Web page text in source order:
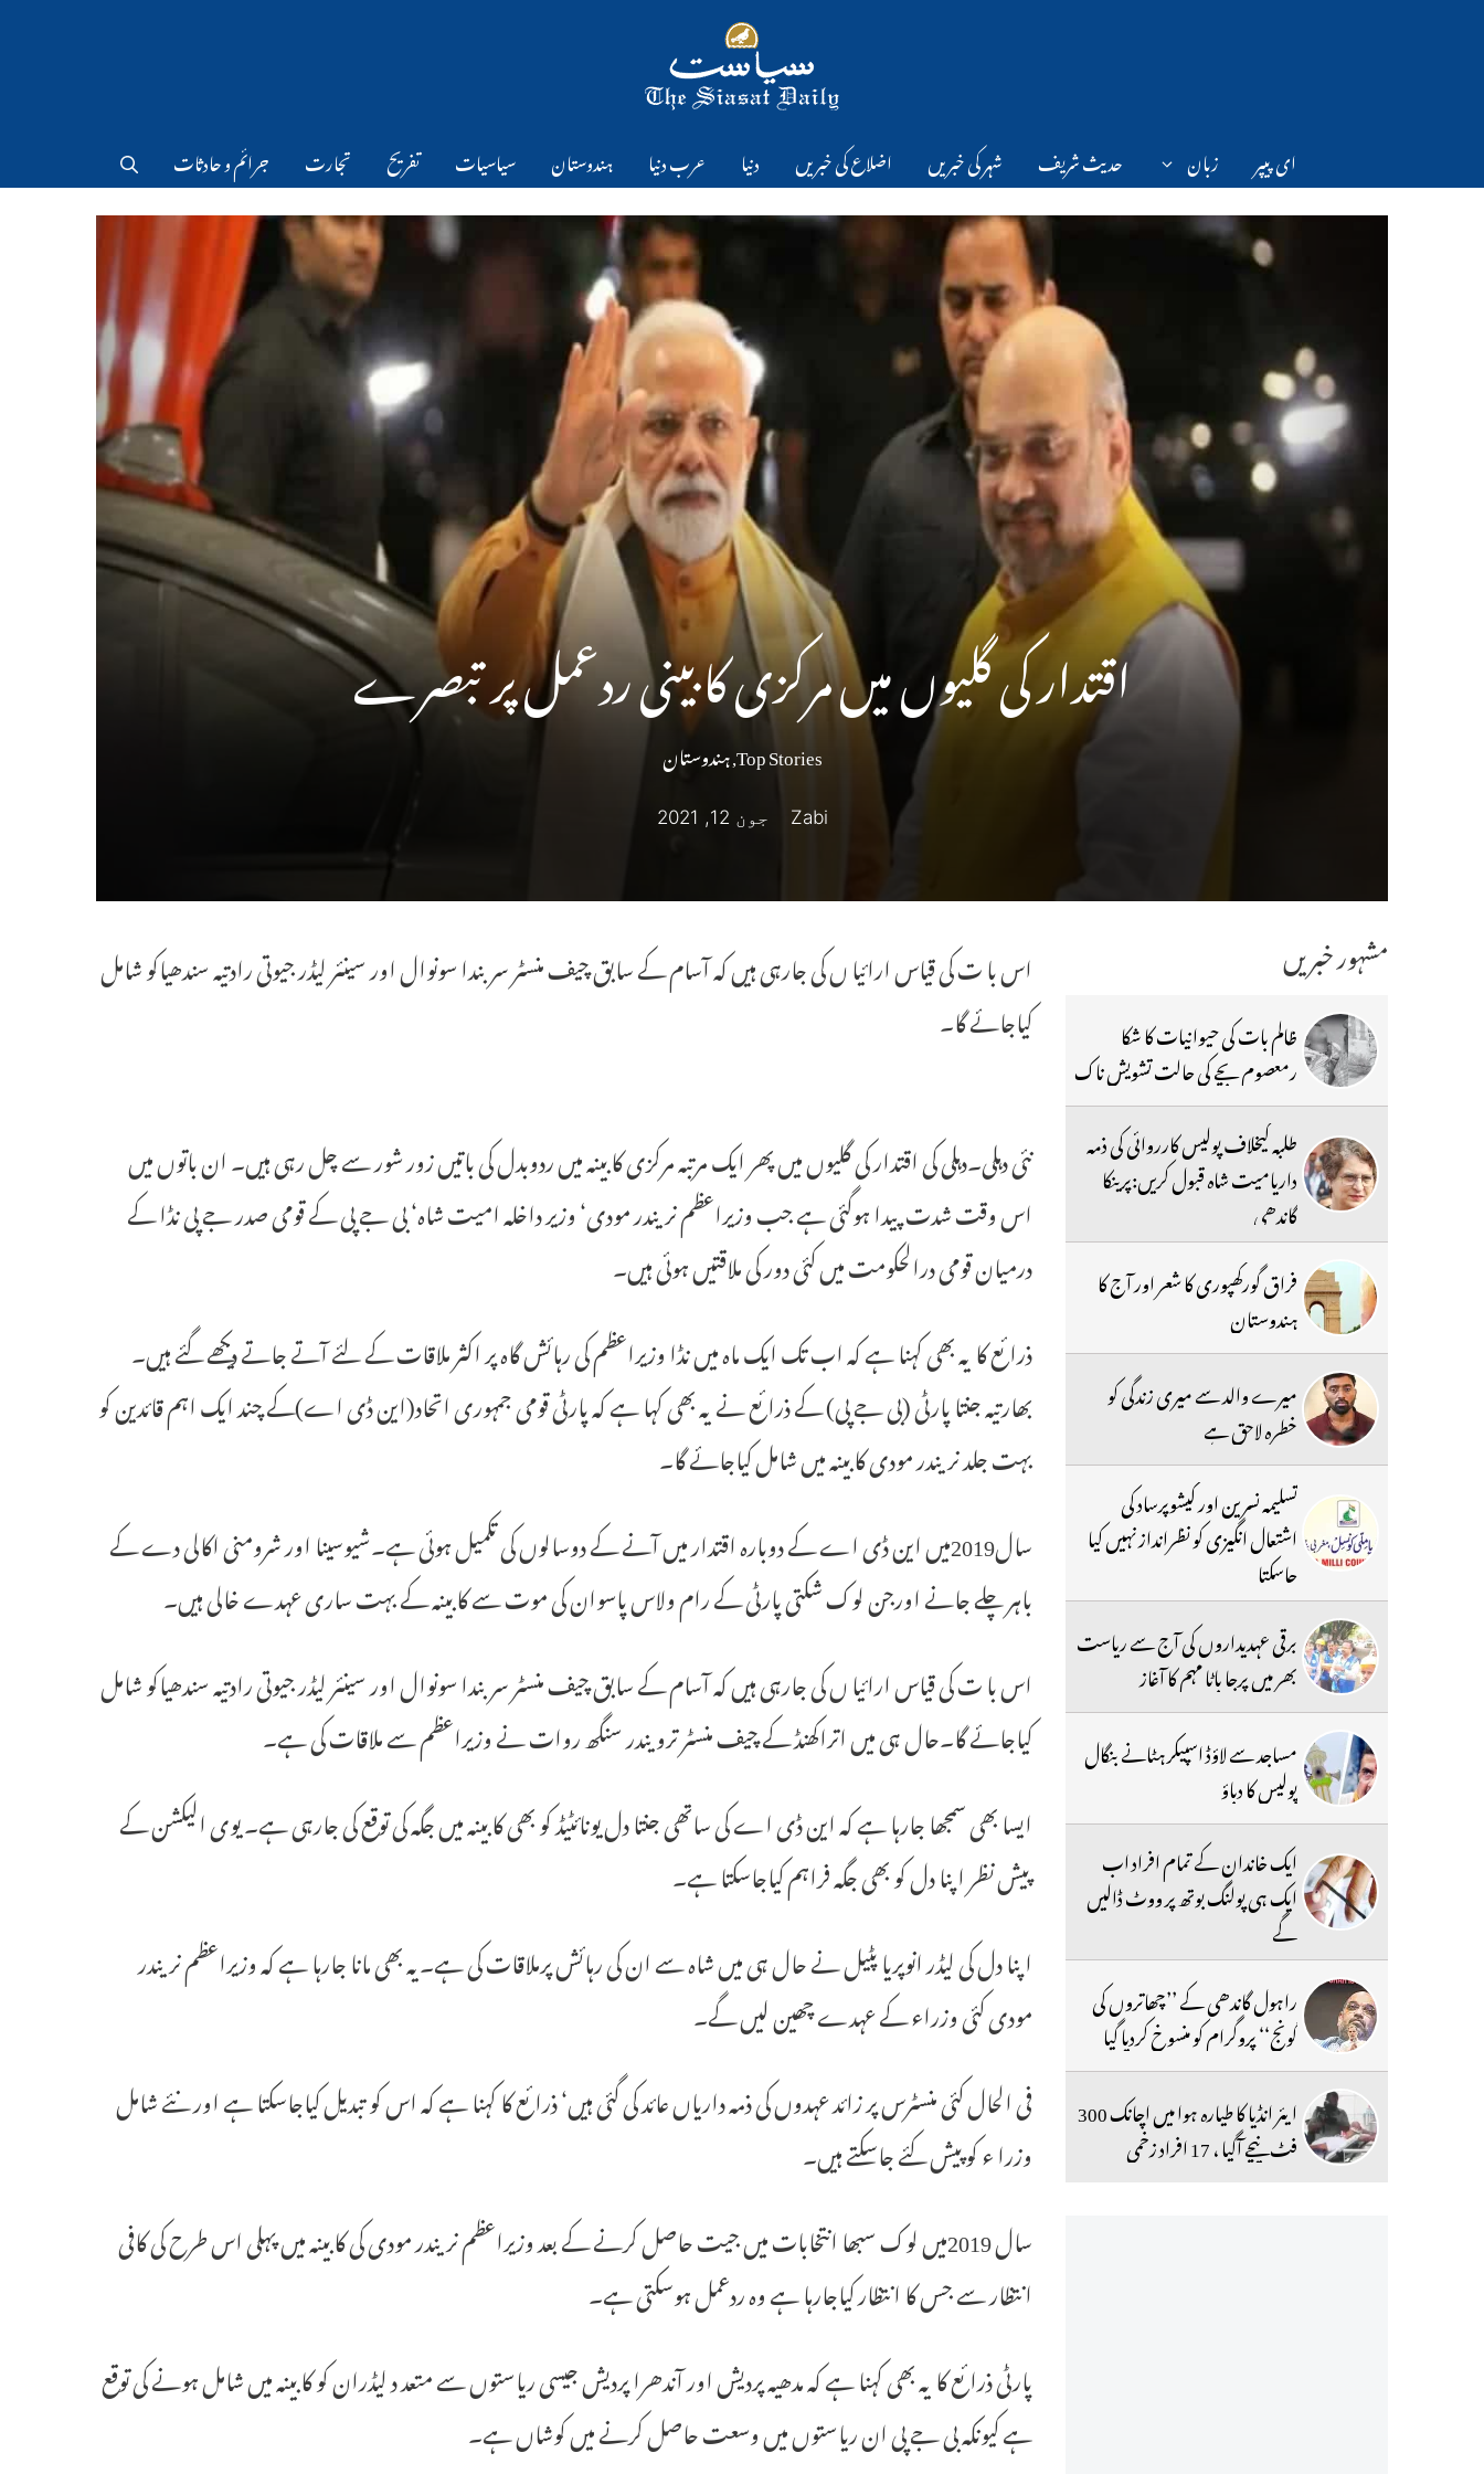
ای پیپر زبان حدیث شریف شہر کی خبریں اضلاع کی خبریں دنیا عرب دنیا ہندوستان سیاسیات تفریح تجارت جرائم و حادثات
اقتدار کی گلیوں میں مرکزی کابینی ردعمل پر تبصرے
Top Stories
,ہندوستان
Zabi جون 12, 2021
اس با ت کی قیاس ارائیا ں کی جارہی ہیں کہ آسام کے سابق چیف منسٹر سربندا سونوال اور سینئر لیڈر جیوتی رادتیہ سندھیاکو شامل
کیاجائے گا۔
نئی دہلی۔دہلی کی اقتدار کی گلیوں میں پھر ایک مرتبہ مرکزی کابینہ میں ردوبدل کی باتیں زور شور سے چل رہی ہیں۔ ان باتوں میں
اس وقت شدت پیدا ہوگئی ہے جب وزیراعظم نریندر مودی‘ وزیر داخلہ امیت شاہ‘ بی جے پی کے قومی صدر جے پی نڈا کے
درمیان قومی درالحکومت میں کئی دور کی ملاقتیں ہوئی ہیں۔
ذرائع کا یہ بھی کہنا ہے کہ اب تک ایک ماہ میں نڈا وزیراعظم کی رہائش گاہ پر اکثر ملاقات کے لئے آتے جاتے دیکھے گئے ہیں۔
بھارتیہ جنتا پارٹی (بی جے پی) کے ذرائع نے یہ بھی کہا ہے کہ پارٹی قومی جمہوری اتحاد(این ڈی اے)کے چند ایک اہم قائدین کو
بہت جلد نریندر مودی کابینہ میں شامل کیاجائے گا۔
سال2019میں این ڈی اے کے دوبارہ اقتدار میں آنے کے دوسالوں کی تکمیل ہوئی ہے۔شیوسینا اور شرومنی اکالی دے کے
باہر چلے جانے اورجن لوک شکتی پارٹی کے رام ولاس پاسوان کی موت سے کابینہ کے بہت ساری عہدے خالی ہیں۔
اس با ت کی قیاس ارائیا ں کی جارہی ہیں کہ آسام کے سابق چیف منسٹر سربندا سونوال اور سینئر لیڈر جیوتی رادتیہ سندھیاکو شامل
کیاجائے گا۔حال ہی میں اتراکھنڈ کے چیف منسٹر ترویندر سنگھ روات نے وزیراعظم سے ملاقات کی ہے۔
ایسا بھی سمجھا جارہا ہے کہ این ڈی اے کی ساتھی جنتا دل یونائٹیڈ کو بھی کابینہ میں جگہ کی توقع کی جارہی ہے۔ یوی الیکشن کے
پیش نظر اپنا دل کو بھی جگہ فراہم کیاجاسکتا ہے۔
اپنا دل کی لیڈر انوپریا پٹیل نے حال ہی میں شاہ سے ان کی رہائش پرملاقات کی ہے۔یہ بھی مانا جارہا ہے کہ وزیراعظم نریندر
مودی کئی وزراء کے عہدے چھین لیں گے۔
فی الحال کئی منسٹرس پر زائد عہدوں کی ذمہ داریاں عائد کی گئی ہیں‘ ذرائع کا کہنا ہے کہ اس کو تبدیل کیاجاسکتا ہے اور نئے شامل
وزرا ء کوپیش کئے جاسکتے ہیں۔
سال 2019میں لوک سبھا انتخابات میں جیت حاصل کرنے کے بعد وزیراعظم نریندر مودی کی کابینہ میں پہلی اس طرح کی کافی
انتظار سے جس کا انتظار کیاجارہا ہے وہ ردعمل ہوسکتی ہے۔
پارٹی ذرائع کا یہ بھی کہنا ہے کہ مدھیہ پردیش اور آندھرا پردیش جیسی ریاستوں سے متعد د لیڈران کو کابینہ میں شامل ہونے کی توقع
ہے کیونکہ بی جے پی ان ریاستوں میں وسعت حاصل کرنے میں کوشاں ہے۔
مشہور خبریں
ظالم بات کی حیوانیات کا شکا
رمعصوم بچے کی حالت تشویش ناک
طلبہ کیخلاف پولیس کارروائی کی ذمہ
داریامیت شاہ قبول کریں:پرینکا
گاندھی
فراق گورکھپوری کا شعر اور آج کا
ہندوستان
میرے والد سے میری زندگی کو
خطرہ لاحق ہے
تسلیمہ نسرین اور کیشوپرساد کی
اشتعال انگیزی کو نظرانداز نہیں کیا
جاسکتا
برقی عہدیداروں کی آج سے ریاست
بھر میں پرجا باٹا مہم کا آغاز
مساجد سے لاؤڈ اسپیکر ہٹانے بنگال
پولیس کا دباؤ
ایک خاندان کے تمام افراد اب
ایک ہی پولنگ بوتھ پر ووٹ ڈالیں
گے
راہول گاندھی کے ’’چھاتروں کی
گونج‘‘ پروگرام کو منسوخ کردیا گیا
ایئر انڈیا کا طیارہ ہوا میں اچانک 300
فٹ نیچے آگیا ، 17 افراد زخمی